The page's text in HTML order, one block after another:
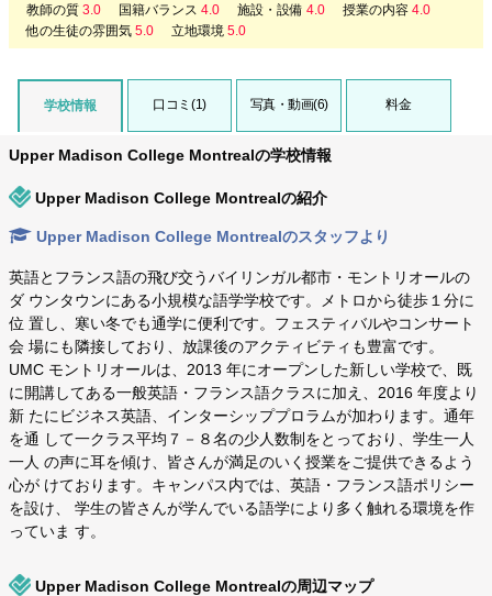
教師の質 3.0 国籍バランス 4.0 施設・設備 4.0 授業の内容 4.0
他の生徒の雰囲気 5.0 立地環境 5.0
学校情報 口コミ(1) 写真・動画(6) 料金
Upper Madison College Montrealの学校情報
Upper Madison College Montrealの紹介
Upper Madison College Montrealのスタッフより
英語とフランス語の飛び交うバイリンガル都市・モントリオールの
ダ ウンタウンにある小規模な語学学校です。メトロから徒歩１分に
位 置し、寒い冬でも通学に便利です。フェスティバルやコンサート
会 場にも隣接しており、放課後のアクティビティも豊富です。
UMC モントリオールは、2013 年にオープンした新しい学校で、既
に開講してある一般英語・フランス語クラスに加え、2016 年度より
新 たにビジネス英語、インターシッププロラムが加わります。通年
を通 して一クラス平均７－８名の少人数制をとっており、学生一人
一人 の声に耳を傾け、皆さんが満足のいく授業をご提供できるよう
心が けております。キャンパス内では、英語・フランス語ポリシー
を設け、 学生の皆さんが学んでいる語学により多く触れる環境を作
っていま す。
Upper Madison College Montrealの周辺マップ